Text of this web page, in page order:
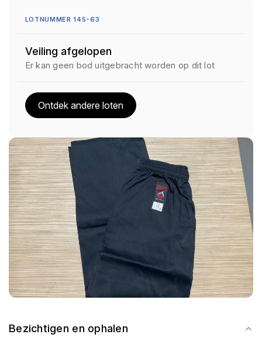
Bezichtigen en ophalen
LOTNUMMER 145-63
Veiling afgelopen
Er kan geen bod uitgebracht worden op dit lot
Ontdek andere loten